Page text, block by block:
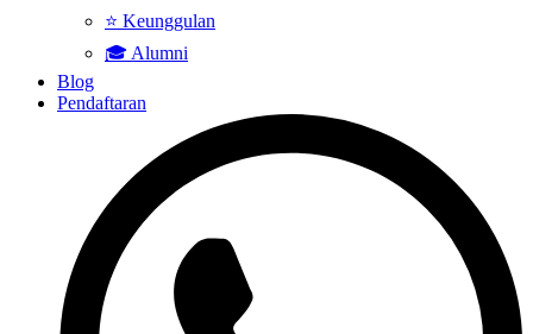
⭐ Keunggulan
🎓 Alumni
Blog
Pendaftaran